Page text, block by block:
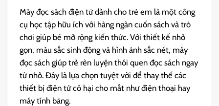
Máy đọc sách điện tử dành cho trẻ em là một công
cụ học tập hữu ích với hàng ngàn cuốn sách và trò
chơi giúp bé mở rộng kiến thức. Với thiết kế nhỏ
gọn, màu sắc sinh động và hình ảnh sắc nét, máy
đọc sách giúp trẻ rèn luyện thói quen đọc sách ngay
từ nhỏ. Đây là lựa chọn tuyệt vời để thay thế các
thiết bị điện tử có hại cho mắt như điện thoại hay
máy tính bảng.